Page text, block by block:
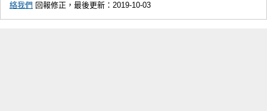
絡我們 回報修正，最後更新：2019-10-03